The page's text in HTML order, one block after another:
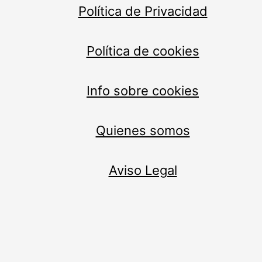
Política de Privacidad
Política de cookies
Info sobre cookies
Quienes somos
Aviso Legal